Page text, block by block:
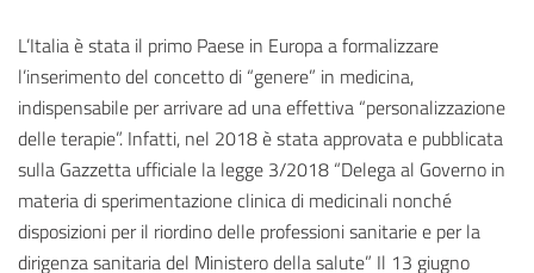
L’Italia è stata il primo Paese in Europa a formalizzare
l’inserimento del concetto di “genere” in medicina,
indispensabile per arrivare ad una effettiva “personalizzazione
delle terapie”. Infatti, nel 2018 è stata approvata e pubblicata
sulla Gazzetta ufficiale la legge 3/2018 “Delega al Governo in
materia di sperimentazione clinica di medicinali nonché
disposizioni per il riordino delle professioni sanitarie e per la
dirigenza sanitaria del Ministero della salute” Il 13 giugno